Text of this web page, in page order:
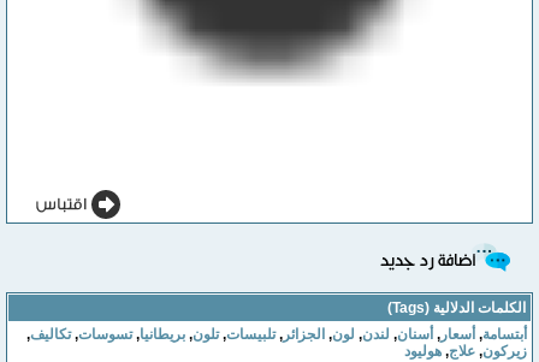
الكلمات الدلالية (Tags)
أبتسامة,أسعار,أسنان,لندن,لون,الجزائر,تلبيسات,تلون,بريطانيا,تسوسات,تكاليف,
زيركون,علاج,هوليود